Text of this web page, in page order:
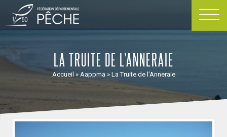
Passer
contenu
LA TRUITE DE L’ANNERAIE
Accueil» Aappma » La Truite de l’Anneraie